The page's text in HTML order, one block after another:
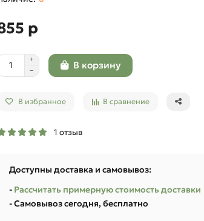
р
В корзину
В избранное В сравнение
1 отзыв
Доступны доставка и самовывоз:
- Рассчитать примерную стоимость доставки
- Самовывоз сегодня, бесплатно